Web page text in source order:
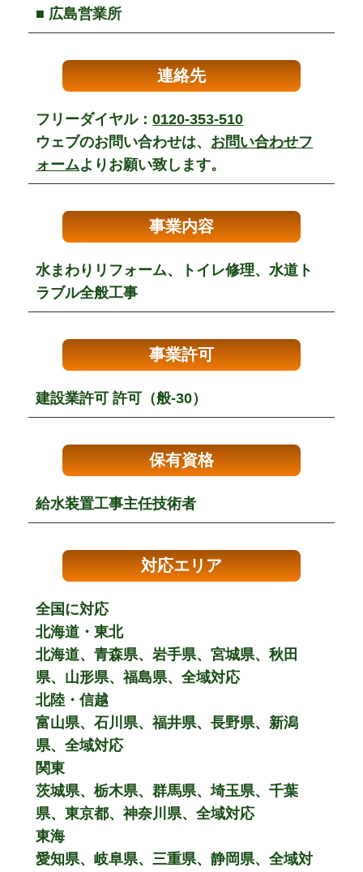
■ 広島営業所
連絡先
フリーダイヤル：0120-353-510
ウェブのお問い合わせは、 お問い合わせフ
ォームよりお願い致します。
事業内容
水まわりリフォーム、トイレ修理、水道ト
ラブル全般工事
事業許可
建設業許可 許可（般-30）
保有資格
給水装置工事主任技術者
対応エリア
全国に対応
北海道・東北
北海道、青森県、岩手県、宮城県、秋田
県、山形県、福島県、全域対応
北陸・信越
富山県、石川県、福井県、長野県、新潟
県、全域対応
関東
茨城県、栃木県、群馬県、埼玉県、千葉
県、東京都、神奈川県、全域対応
東海
愛知県、岐阜県、三重県、静岡県、全域対